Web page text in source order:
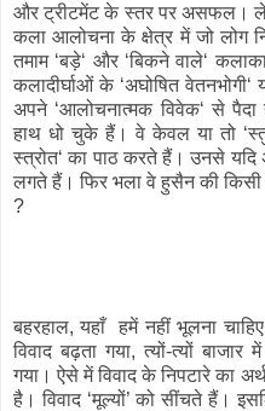
और ट्रीटमेंट के स्तर पर असफल।
कला आलोचना के क्षेत्र में जो लोग
तमाम ‘बड़े‘ और ‘बिकने वाले‘
कलादीर्घाओं के ‘अघोषित
अपने ‘आलोचनात्मक विवेक‘ से
हाथ धो चुके हैं। वे केवल या तो
स्त्रोत‘ का पाठ करते हैं। उनसे
लगते हैं। फिर भला वे हुसैन की
?
बहरहाल, यहाँ हमें नहीं भूलना
विवाद बढ़ता गया, त्यों-त्यों
गया। ऐसे में विवाद के निपटारे का
है। विवाद ‘मूल्यों’ को सींचते हैं।